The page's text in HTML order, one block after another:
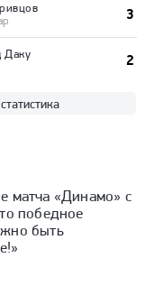
3
Даку
2
матча «Динамо» с
победное
быть